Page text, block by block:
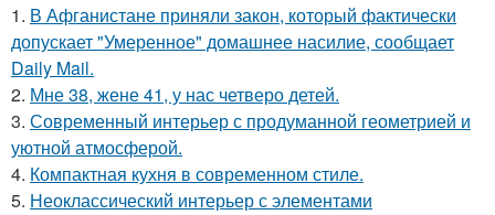
1. В Афганистане приняли закон, который фактически
допускает "Умеренное" домашнее насилие, сообщает
Daily Mail.
2. Мне 38, жене 41, у нас четверо детей.
3. Современный интерьер с продуманной геометрией и
уютной атмосферой.
4. Компактная кухня в современном стиле.
5. Неоклассический интерьер с элементами